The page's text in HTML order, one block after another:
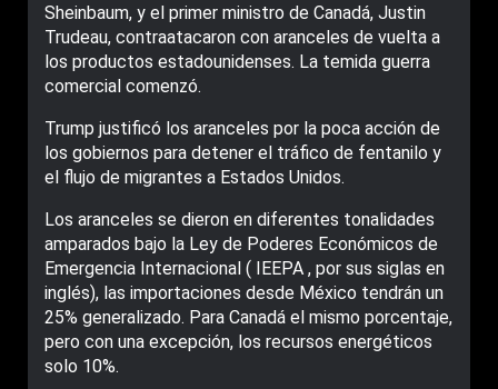
Sheinbaum, y el primer ministro de Canadá, Justin
Trudeau, contraatacaron con aranceles de vuelta a
los productos estadounidenses. La temida guerra
comercial comenzó.
Trump justificó los aranceles por la poca acción de
los gobiernos para detener el tráfico de fentanilo y
el flujo de migrantes a Estados Unidos.
Los aranceles se dieron en diferentes tonalidades
amparados bajo la Ley de Poderes Económicos de
Emergencia Internacional ( IEEPA , por sus siglas en
inglés), las importaciones desde México tendrán un
25% generalizado. Para Canadá el mismo porcentaje,
pero con una excepción, los recursos energéticos
solo 10%.